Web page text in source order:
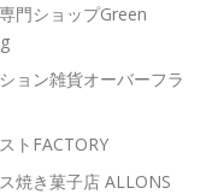
門ショップGreen
ョン雑貨オーバーフラ
トFACTORY
焼き菓子店 ALLONS